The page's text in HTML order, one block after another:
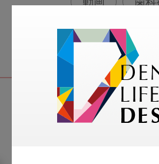
動画 歯
関連記事